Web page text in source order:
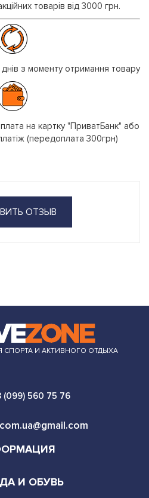
товарів від 3000 грн.
з моменту отримання товару
на картку "ПриватБанк" або
(передоплата 300грн)
ОТЗЫВ
СПОРТА И АКТИВНОГО ОТДЫХА
(099) 560 75 76
И ОБУВЬ